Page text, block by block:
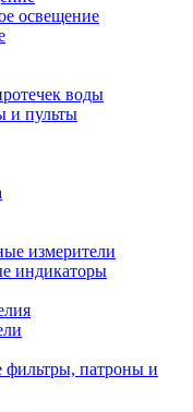
освещение
воды
и пульты
измерители
индикаторы
фильтры, патроны и